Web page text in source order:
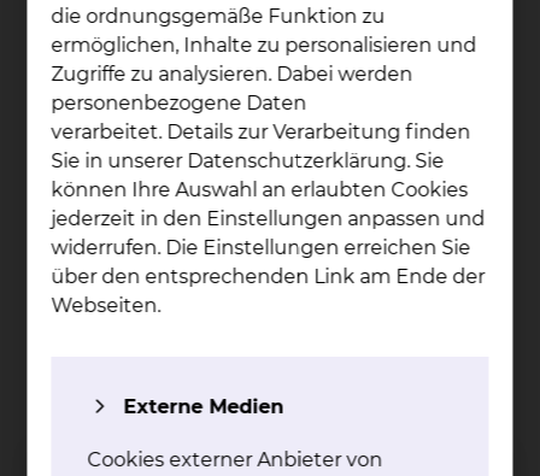
Zusammenstellung unserer Speisen
möchten wir zu Ihrem Wohlbefinden
beitragen. Wir bieten Ihnen eine Auswahl an
Getränken, Zwischenmahlzeiten und
regionalen Speisen.
Patientenservice: Im Rahmen von
Servicerunden besuchen Sie die
Mitarbeiterinnen und Mitarbeiter des
Serviceteams täglich und offerieren Ihnen
Snacks und Getränke
Sharemagazines Premium (RTL+, Video und
Smartphone, Pad oder Laptop problemlos
nutzen
die ordnungsgemäße Funktion zu
ermöglichen, Inhalte zu personalisieren und
Zugriffe zu analysieren. Dabei werden
personenbezogene Daten
verarbeitet. Details zur Verarbeitung finden
Sie in unserer Datenschutzerklärung. Sie
können Ihre Auswahl an erlaubten Cookies
jederzeit in den Einstellungen anpassen und
widerrufen. Die Einstellungen erreichen Sie
über den entsprechenden Link am Ende der
Webseiten.
Externe Medien
Cookies externer Anbieter von